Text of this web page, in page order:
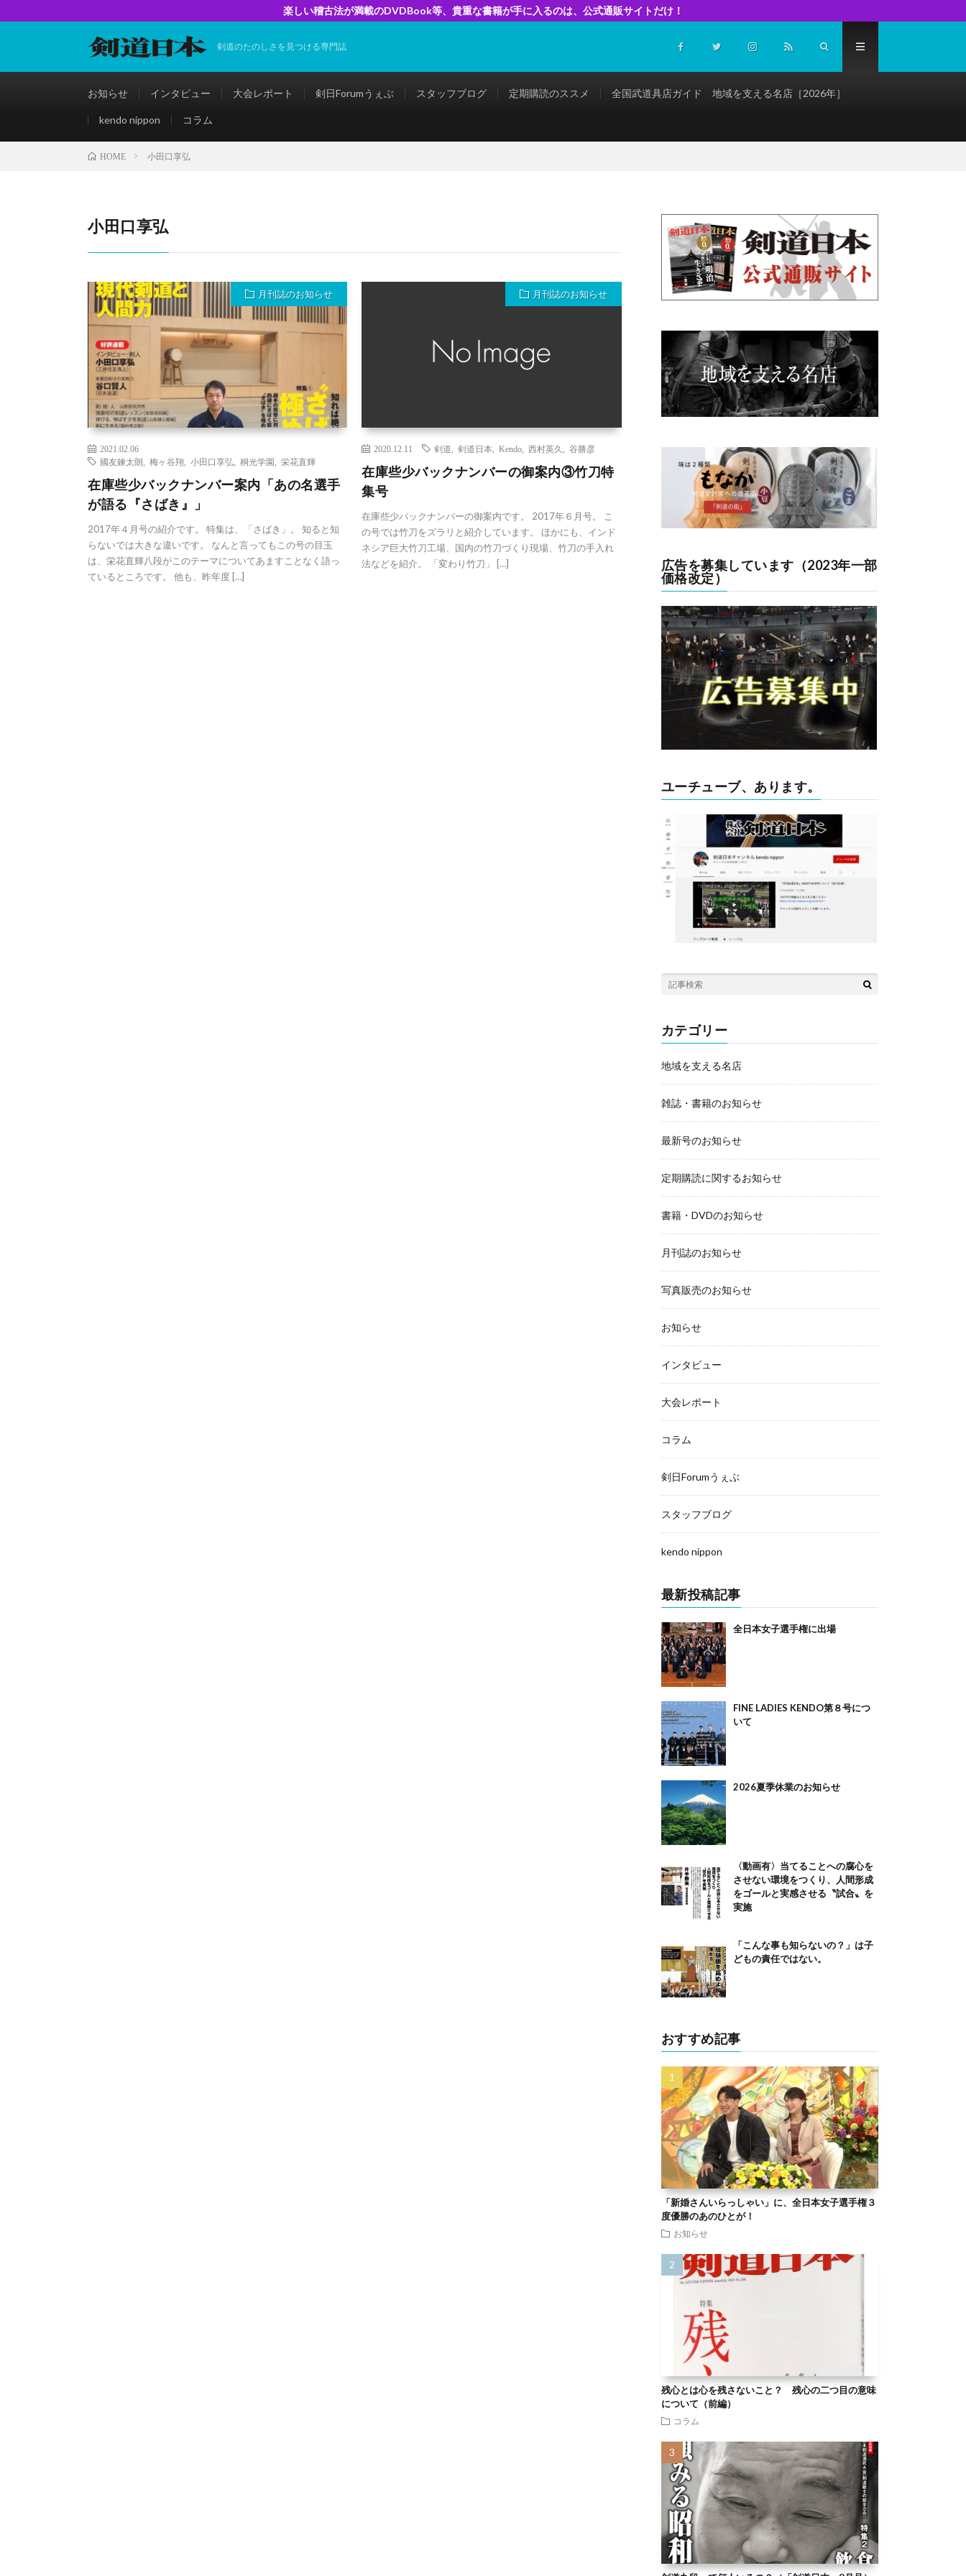
楽しい稽古法が満載のDVDBook等、貴重な書籍が手に入るのは、公式通販サイトだけ！
剣道のたのしさを見つける専門誌
お知らせ インタビュー 大会レポート 剣日Forumうぇぶ スタッフブログ 定期購読のススメ 全国武道具店ガイド 地域を支える名店［2026年］
kendo nippon コラム
HOME 小田口享弘
小田口享弘
月刊誌のお知らせ
2021.02.06
國友鍊太朗
梅ヶ谷翔 小田口享弘 桐光学園 栄花直輝
在庫些少バックナンバー案内「あの名選手
が語る『さばき』」
2017年４月号の紹介です。 特集は、「さばき」。 知ると知
らないでは大きな違いです。 なんと言ってもこの号の目玉
は、栄花直輝八段がこのテーマについてあますことなく語っ
ているところです。 他も、昨年度 […]
月刊誌のお知らせ
2020.12.11 剣道 ,剣道日本 ,Kendo ,西村英久 ,谷勝彦
在庫些少バックナンバーの御案内③竹刀特
集号
在庫些少バックナンバーの御案内です。 2017年６月号。 こ
の号では竹刀をズラリと紹介しています。 ほかにも、インド
ネシア巨大竹刀工場、国内の竹刀づくり現場、竹刀の手入れ
法などを紹介。 「変わり竹刀」 […]
広告を募集しています（2023年一部
価格改定）
ユーチューブ、あります。
カテゴリー
地域を支える名店
雑誌・書籍のお知らせ
最新号のお知らせ
定期購読に関するお知らせ
書籍・DVDのお知らせ
月刊誌のお知らせ
写真販売のお知らせ
お知らせ
インタビュー
大会レポート
コラム
剣日Forumうぇぶ
スタッフブログ
kendo nippon
最新投稿記事
全日本女子選手権に出場
FINE LADIES KENDO第８号につ
いて
2026夏季休業のお知らせ
〈動画有〉当てることへの腐心を
させない環境をつくり、人間形成
をゴールと実感させる〝試合〟を
実施
「こんな事も知らないの？」は子
どもの責任ではない。
おすすめ記事
「新婚さんいらっしゃい」に、全日本女子選手権３
度優勝のあのひとが！
お知らせ
残心とは心を残さないこと？ 残心の二つ目の意味
について（前編）
コラム